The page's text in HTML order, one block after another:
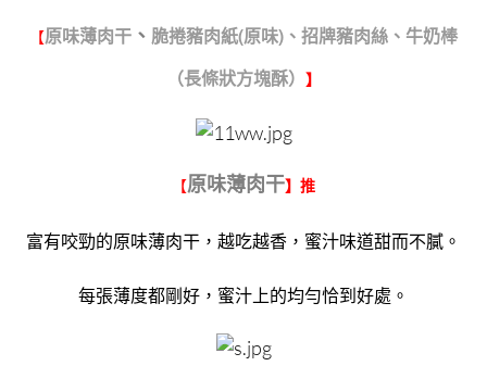
【原味薄肉干 、 脆捲豬肉紙(原味)、招牌豬肉絲、牛奶棒
（長條狀方塊酥）
】
【原味薄肉干】推
富有咬勁的原味薄肉干，越吃越香，蜜汁味道甜而不膩。
每張薄度都剛好，蜜汁上的均勻恰到好處。